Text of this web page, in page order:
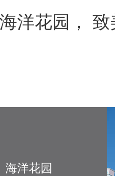
海洋花园， 致
海洋花园